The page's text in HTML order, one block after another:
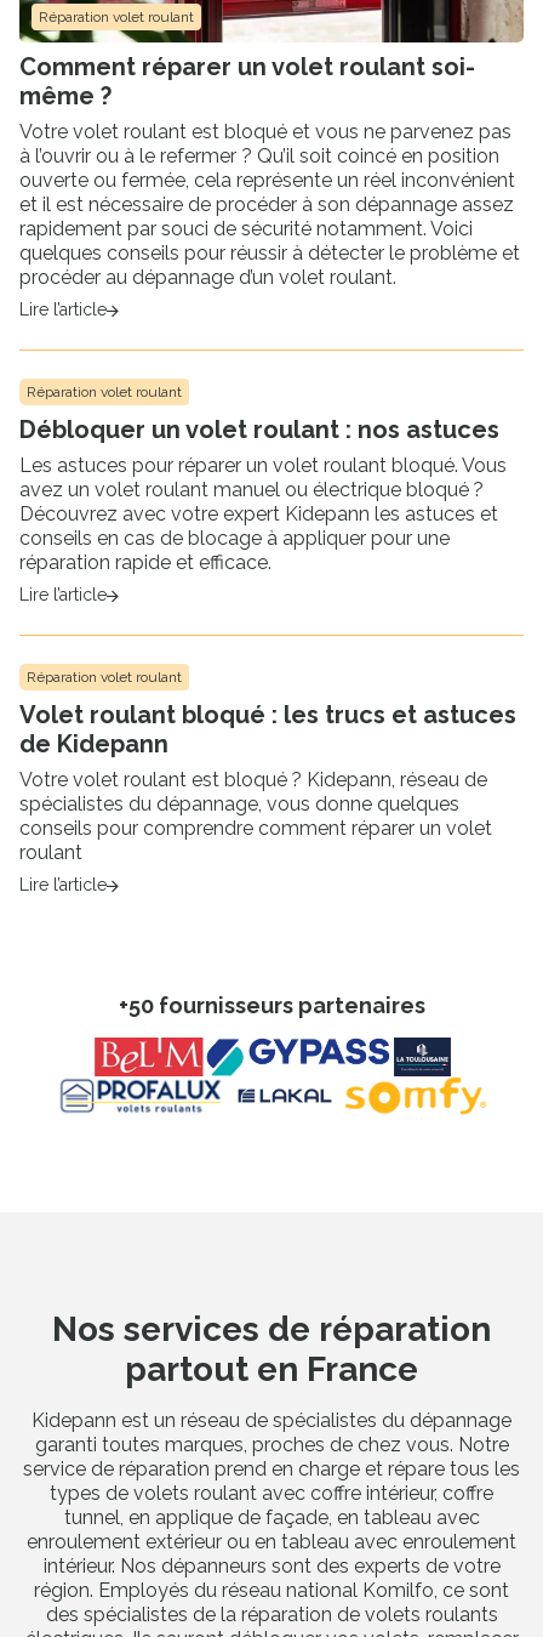
Réparation volet roulant
Comment réparer un volet roulant soi-
même ?
Votre volet roulant est bloqué et vous ne parvenez pas
à l’ouvrir ou à le refermer ? Qu’il soit coincé en position
ouverte ou fermée, cela représente un réel inconvénient
et il est nécessaire de procéder à son dépannage assez
rapidement par souci de sécurité notamment. Voici
quelques conseils pour réussir à détecter le problème et
procéder au dépannage d’un volet roulant.
Lire l’article
Réparation volet roulant
Débloquer un volet roulant : nos astuces
Les astuces pour réparer un volet roulant bloqué. Vous
avez un volet roulant manuel ou électrique bloqué ?
Découvrez avec votre expert Kidepann les astuces et
conseils en cas de blocage à appliquer pour une
réparation rapide et efficace.
Lire l’article
Réparation volet roulant
Volet roulant bloqué : les trucs et astuces
de Kidepann
Votre volet roulant est bloqué ? Kidepann, réseau de
spécialistes du dépannage, vous donne quelques
conseils pour comprendre comment réparer un volet
roulant
Lire l’article
+50 fournisseurs partenaires
Nos services de réparation
partout en France
Kidepann est un réseau de spécialistes du dépannage
garanti toutes marques, proches de chez vous. Notre
service de réparation prend en charge et répare tous les
types de volets roulant avec coffre intérieur, coffre
tunnel, en applique de façade, en tableau avec
enroulement extérieur ou en tableau avec enroulement
intérieur. Nos dépanneurs sont des experts de votre
région. Employés du réseau national Komilfo, ce sont
des spécialistes de la réparation de volets roulants